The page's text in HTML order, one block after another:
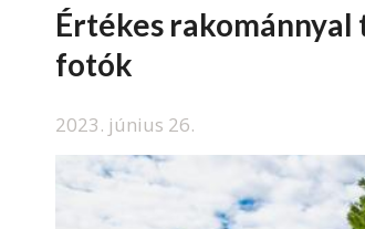
Értékes
fotók
2023. június 26.